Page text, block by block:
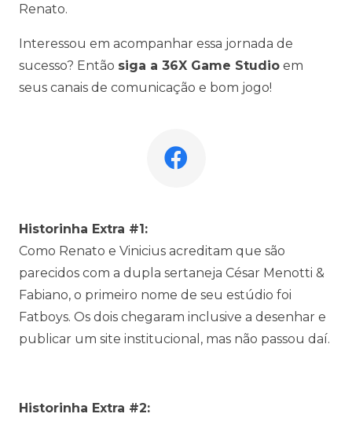
Renato.
Interessou em acompanhar essa jornada de
sucesso? Então siga a 36X Game Studio em
seus canais de comunicação e bom jogo!
Historinha Extra #1:
Como Renato e Vinicius acreditam que são
parecidos com a dupla sertaneja César Menotti &
Fabiano, o primeiro nome de seu estúdio foi
Fatboys. Os dois chegaram inclusive a desenhar e
publicar um site institucional, mas não passou daí.
Historinha Extra #2: